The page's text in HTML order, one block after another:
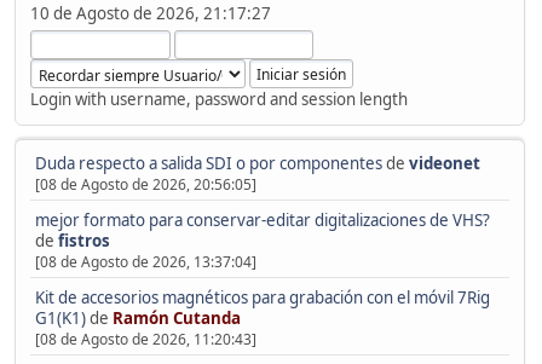
10 de Agosto de 2026, 21:17:27
Login with username, password and session length
Duda respecto a salida SDI o por componentesde videonet
[08 de Agosto de 2026, 20:56:05]
mejor formato para conservar-editar digitalizaciones de VHS?
de fistros
[08 de Agosto de 2026, 13:37:04]
Kit de accesorios magnéticos para grabación con el móvil 7Rig
G1(K1)de Ramón Cutanda
[08 de Agosto de 2026, 11:20:43]